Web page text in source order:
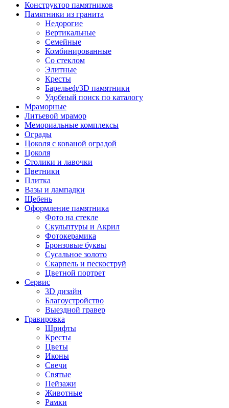
Конструктор памятников
Памятники из гранита
Недорогие
Вертикальные
Семейные
Комбинированные
Со стеклом
Элитные
Кресты
Барельеф/3D памятники
Удобный поиск по каталогу
Мраморные
Литьевой мрамор
Мемориальные комплексы
Ограды
Цоколя с кованой оградой
Цоколя
Столики и лавочки
Цветники
Плитка
Вазы и лампадки
Щебень
Оформление памятника
Фото на стекле
Скульптуры и Акрил
Фотокерамика
Бронзовые буквы
Сусальное золото
Скарпель и пескоструй
Цветной портрет
Сервис
3D дизайн
Благоустройство
Выездной гравер
Гравировка
Шрифты
Кресты
Цветы
Иконы
Свечи
Святые
Пейзажи
Животные
Рамки